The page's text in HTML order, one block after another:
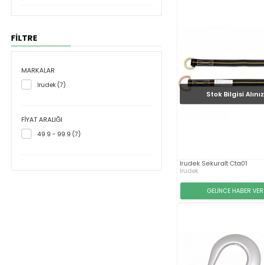
FİLTRE
MARKALAR
Irudek (7)
FIYAT ARALIĞI
49.9 - 99.9 (7)
Stok Bilgisi Alınız
Irudek Sekuralt Cta01
Irudek
GELİNCE HABER VER